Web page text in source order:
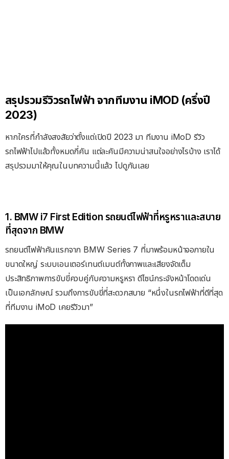
สรุปรวมรีวิวรถไฟฟ้า จากทีมงาน iMOD (ครึ่งปี
2023)
หากใครที่กำลังสงสัยว่าตั้งแต่เปิดปี 2023 มา ทีมงาน iMoD รีวิว
รถไฟฟ้าไปแล้วทั้งหมดกี่คัน แต่ละคันมีความน่าสนใจอย่างไรบ้าง เราได้
สรุปรวมมาให้คุณในบทความนี้แล้ว ไปดูกันเลย
1. BMW i7 First Edition รถยนต์ไฟฟ้าที่หรูหราและสบาย
ที่สุดจาก BMW
รถยนต์ไฟฟ้าคันแรกจาก BMW Series 7 ที่มาพร้อมหน้าจอภายใน
ขนาดใหญ่ ระบบเอนเตอร์เทนต์เมนต์ทั้งภาพและเสียงจัดเต็ม
ประสิทธิภาพการขับขี่ควบคู่กับความหรูหรา ดีไซน์กระจังหน้าโดดเด่น
เป็นเอกลักษณ์ รวมถึงการขับขี่ที่สะดวกสบาย “หนึ่งในรถไฟฟ้าที่ดีที่สุด
ที่ทีมงาน iMoD เคยรีวิวมา”